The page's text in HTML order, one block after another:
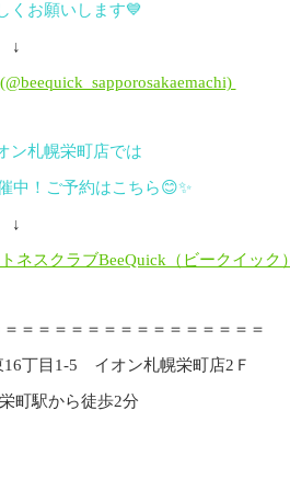
くお願いします💙
↓
ン札幌栄町店では
中！ご予約はこちら😊✨
↓
ネスクラブBeeQuick（ビークイック）
＝＝＝＝＝＝＝＝＝＝＝＝＝＝＝
丁目1-5 イオン札幌栄町店2Ｆ
町駅から徒歩2分